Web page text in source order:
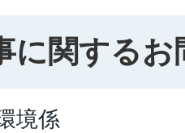
に関する
境係